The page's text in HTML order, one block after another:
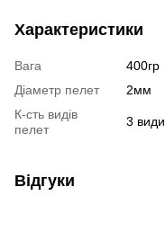
Характеристики
Вага
400гр
Діаметр пелет
2мм
К-сть видів
пелет
3 види
Відгуки